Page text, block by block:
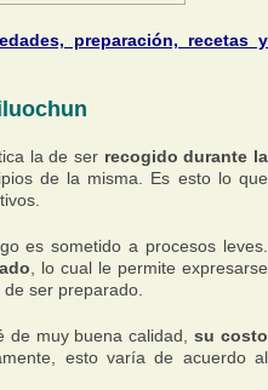
preparación, recetas y
la de ser recogido durante la
de la misma. Es esto lo que
es sometido a procesos leves.
, lo cual le permite expresarse
ser preparado.
de muy buena calidad,su costo
esto varía de acuerdo al